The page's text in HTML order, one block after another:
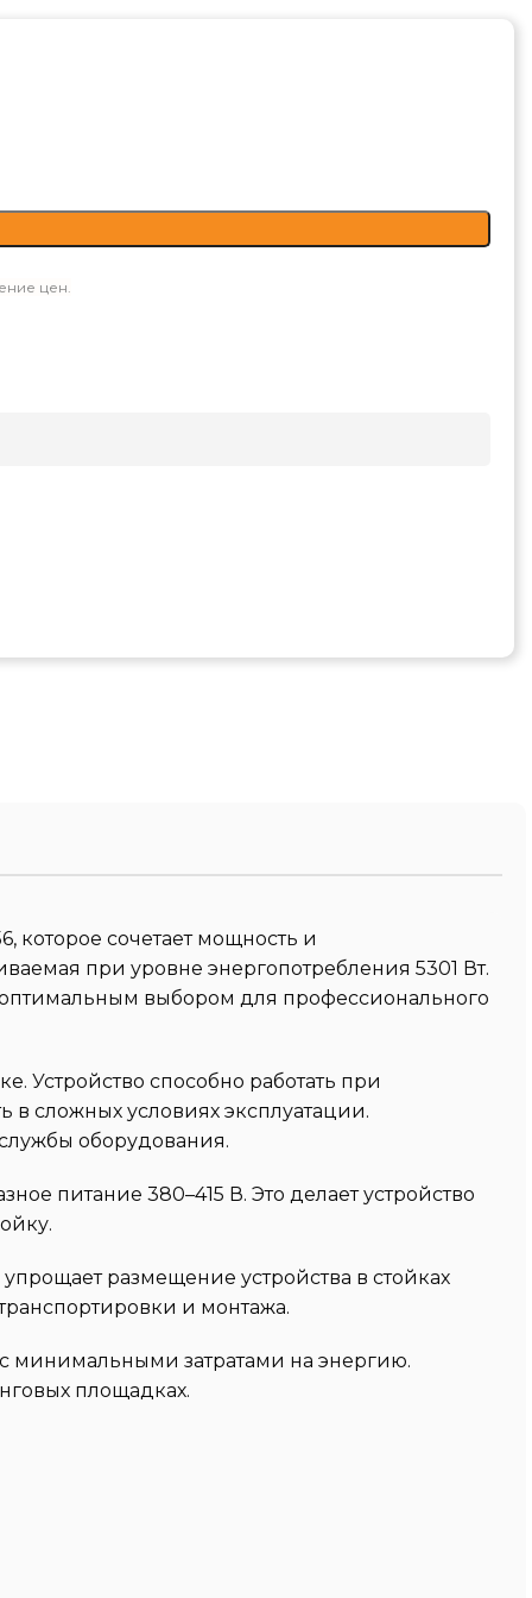
цен.
которое сочетает мощность и
при уровне энергопотребления 5301 Вт.
оптимальным выбором для профессионального
Устройство способно работать при
сложных условиях эксплуатации.
оборудования.
питание 380–415 В. Это делает устройство
размещение устройства в стойках
и монтажа.
минимальными затратами на энергию.
площадках.